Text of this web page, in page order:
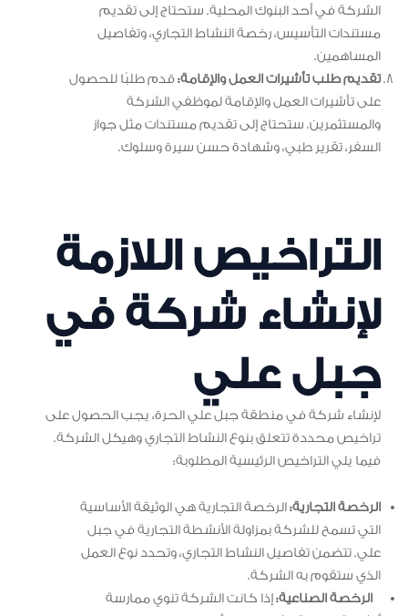
الشركة في أحد البنوك المحلية. ستحتاج إلى تقديم
مستندات التأسيس، رخصة النشاط التجاري، وتفاصيل
المساهمين.
تقديم طلب تأشيرات العمل والإقامة:قدم طلبًا للحصول
على تأشيرات العمل والإقامة لموظفي الشركة
والمستثمرين. ستحتاج إلى تقديم مستندات مثل جواز
السفر، تقرير طبي، وشهادة حسن سيرة وسلوك.
التراخيص اللازمة
لإنشاء شركة في
جبل علي
لإنشاء شركة في منطقة جبل علي الحرة، يجب الحصول على
تراخيص محددة تتعلق بنوع النشاط التجاري وهيكل الشركة.
فيما يلي التراخيص الرئيسية المطلوبة:
الرخصة التجارية: الرخصة التجارية هي الوثيقة الأساسية
التي تسمح للشركة بمزاولة الأنشطة التجارية في جبل
علي. تتضمن تفاصيل النشاط التجاري، وتحدد نوع العمل
الذي ستقوم به الشركة.
الرخصة الصناعية:إذا كانت الشركة تنوي ممارسة